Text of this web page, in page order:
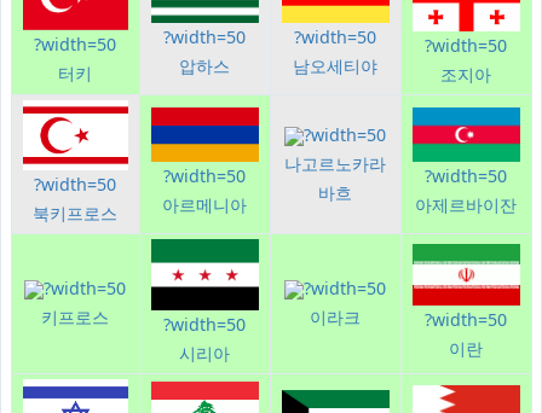
?width=50
터키
?width=50
압하스
?width=50
남오세티야
?width=50
조지아
?width=50
북키프로스
?width=50
아르메니아
?width=50
나고르노카라
바흐
?width=50
아제르바이잔
?width=50
키프로스
?width=50
시리아
?width=50
이라크
?width=50
이란